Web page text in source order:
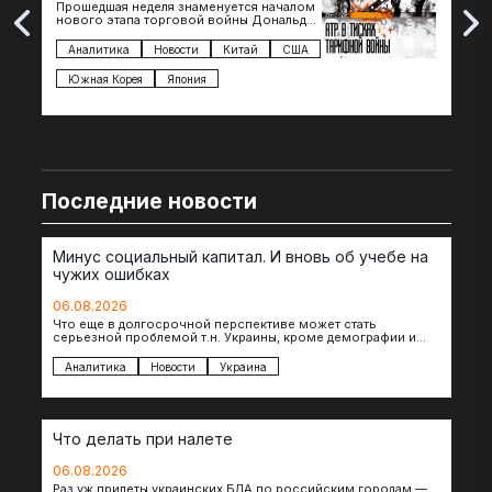
Прошедшая неделя знаменуется началом
нового этапа торговой войны Дональда
импорта из более 100 стран…
Аналитика Новости Китай США
Южная Корея Япония
The
Последние новости
Минус социальный капитал. И вновь об учебе на
чужих ошибках
06.08.2026
Что еще в долгосрочной перспективе может стать
серьезной проблемой т.н. Украины, кроме демографии и
которых будет…
Аналитика Новости Украина
Что делать при налете
06.08.2026
Раз уж прилеты украинских БЛА по российским городам —